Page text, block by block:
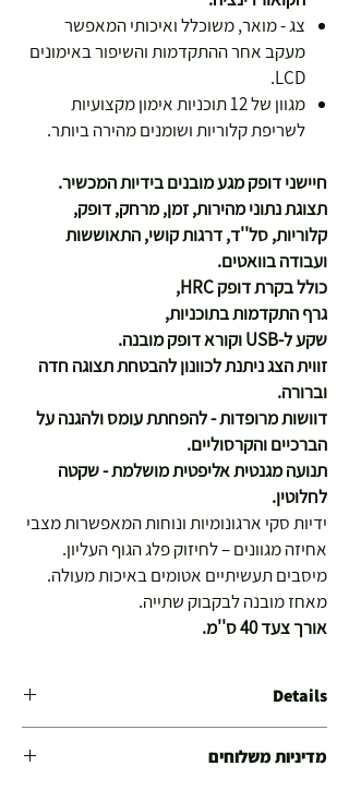
צג - מואר, משוכלל ואיכותי המאפשר
מעקב אחר ההתקדמות והשיפור באימונים
LCD.
מגוון של 12 תוכניות אימון מקצועיות
לשריפת קלוריות ושומנים מהירה ביותר.
חיישני דופק מגע מובנים בידיות המכשיר.
תצוגת נתוני מהירות, זמן, מרחק, דופק,
קלוריות, סל''ד, דרגות קושי, התאוששות
ועבודה בוואטים.
כולל בקרת דופק HRC,
גרף התקדמות בתוכניות,
שקע ל-USB וקורא דופק מובנה.
זווית הצג ניתנת לכוונון להבטחת תצוגה חדה
וברורה.
דוושות מרופדות - להפחתת עומס ולהגנה על
הברכיים והקרסוליים.
תנועה מגנטית אליפטית מושלמת - שקטה
לחלוטין.
ידיות סקי ארגונומיות ונוחות המאפשרות מצבי
אחיזה מגוונים – לחיזוק פלג הגוף העליון.
מיסבים תעשיתיים אטומים באיכות מעולה.
מאחז מובנה לבקבוק שתייה.
אורך צעד 40 ס''מ.
Details
עד 130 ק''ג.
מדיניות משלוחים